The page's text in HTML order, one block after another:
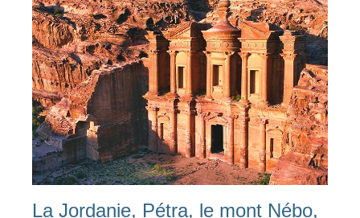
La Jordanie, Pétra, le mont Nébo,